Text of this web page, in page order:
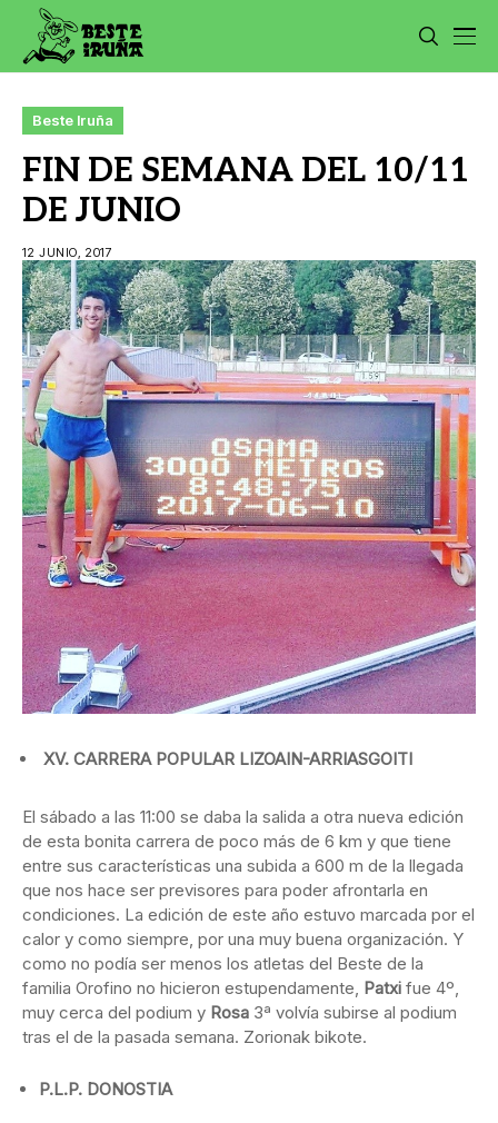
Beste Iruña
FIN DE SEMANA DEL 10/11
DE JUNIO
12 JUNIO, 2017
XV. CARRERA POPULAR LIZOAIN-ARRIASGOITI
El sábado a las 11:00 se daba la salida a otra nueva edición
de esta bonita carrera de poco más de 6 km y que tiene
entre sus características una subida a 600 m de la llegada
que nos hace ser previsores para poder afrontarla en
condiciones. La edición de este año estuvo marcada por el
calor y como siempre, por una muy buena organización. Y
como no podía ser menos los atletas del Beste de la
familia Orofino no hicieron estupendamente, Patxi fue 4º,
muy cerca del podium y Rosa 3ª volvía subirse al podium
tras el de la pasada semana. Zorionak bikote.
P.L.P. DONOSTIA